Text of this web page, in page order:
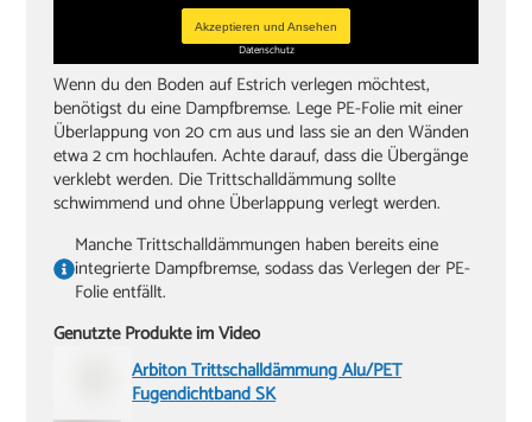
Akzeptieren und Ansehen
Datenschutz
Wenn du den Boden auf Estrich verlegen möchtest,
benötigst du eine Dampfbremse. Lege PE-Folie mit einer
Überlappung von 20 cm aus und lass sie an den Wänden
etwa 2 cm hochlaufen. Achte darauf, dass die Übergänge
verklebt werden. Die Trittschalldämmung sollte
schwimmend und ohne Überlappung verlegt werden.
Manche Trittschalldämmungen haben bereits eine
integrierte Dampfbremse, sodass das Verlegen der PE-
Folie entfällt.
Genutzte Produkte im Video
Arbiton Trittschalldämmung Alu/PET
Fugendichtband SK